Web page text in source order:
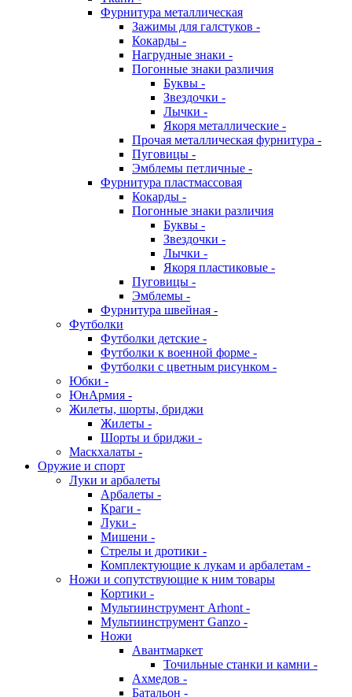
Фурнитура металлическая
Зажимы для галстуков -
Кокарды -
Нагрудные знаки -
Погонные знаки различия
Буквы -
Звездочки -
Лычки -
Якоря металлические -
Прочая металлическая фурнитура -
Пуговицы -
Эмблемы петличные -
Фурнитура пластмассовая
Кокарды -
Погонные знаки различия
Буквы -
Звездочки -
Лычки -
Якоря пластиковые -
Пуговицы -
Эмблемы -
Фурнитура швейная -
Футболки
Футболки детские -
Футболки к военной форме -
Футболки с цветным рисунком -
Юбки -
ЮнАрмия -
Жилеты, шорты, бриджи
Жилеты -
Шорты и бриджи -
Маскхалаты -
Оружие и спорт
Луки и арбалеты
Арбалеты -
Краги -
Луки -
Мишени -
Стрелы и дротики -
Комплектующие к лукам и арбалетам -
Ножи и сопутствующие к ним товары
Кортики -
Мультиинструмент Arhont -
Мультиинструмент Ganzo -
Ножи
Авантмаркет
Точильные станки и камни -
Ахмедов -
Батальон -